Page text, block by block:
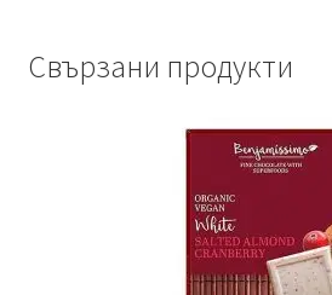
Свързани продукти